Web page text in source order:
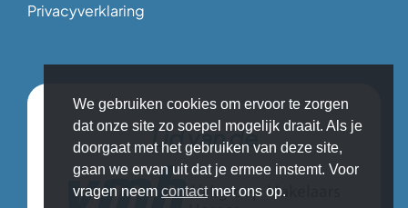
Privacyverklaring
Lid van de
We gebruiken cookies om ervoor te zorgen
dat onze site zo soepel mogelijk draait. Als je
doorgaat met het gebruiken van deze site,
gaan we ervan uit dat je ermee instemt. Voor
vragen neem contactmet ons op.